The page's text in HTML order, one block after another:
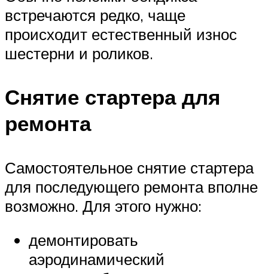
встречаются редко, чаще
происходит естественный износ
шестерни и роликов.
Снятие стартера для
ремонта
Самостоятельное снятие стартера
для последующего ремонта вполне
возможно. Для этого нужно:
демонтировать
аэродинамический